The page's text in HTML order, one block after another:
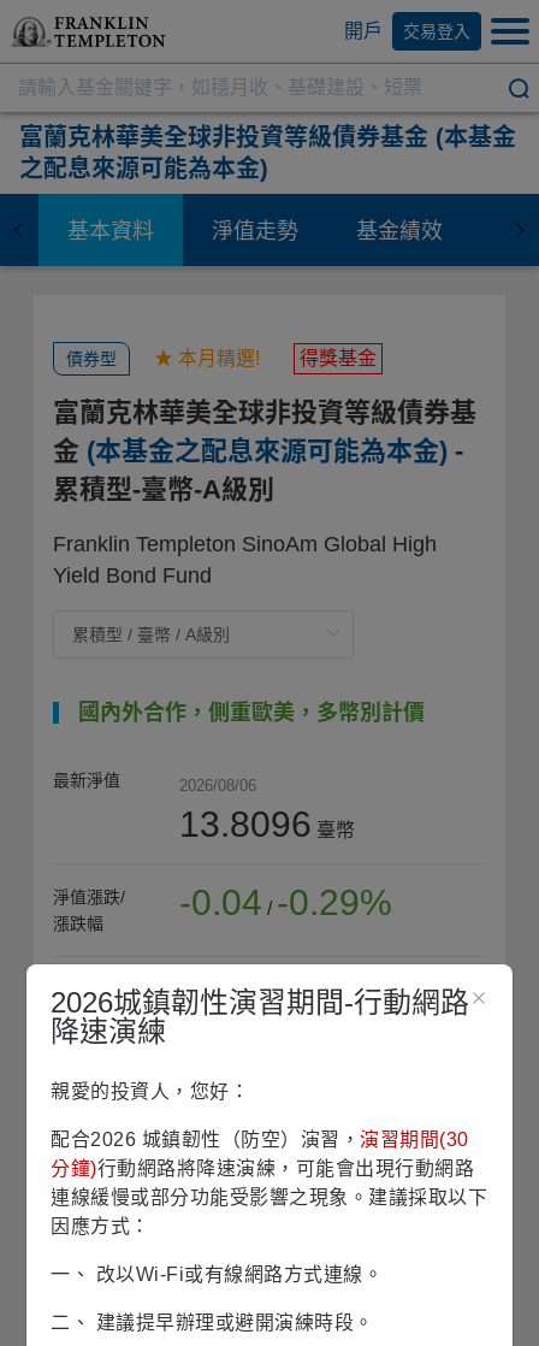
開戶 交易登入
富蘭克林華美全球非投資等級債券基金 (本基金
之配息來源可能為本金)
基本資料 淨值走勢 基金績效 資
債券型 ★ 本月精選! 得獎基金
富蘭克林華美全球非投資等級債券基
金 (本基金之配息來源可能為本金) -
累積型-臺幣-A級別
Franklin Templeton SinoAm Global High
Yield Bond Fund
國內外合作，側重歐美，多幣別計價
最新淨值 2026/08/06
13.8096 臺幣
淨值漲跌/
漲跌幅
-0.04 / -0.29%
近1年
最高淨值
13.8498
近1年
平均淨值
13.4483
收藏
單筆申購
定期定額
2026城鎮韌性演習期間-行動網路
降速演練
親愛的投資人，您好：
配合2026 城鎮韌性（防空）演習，演習期間(30
分鐘)行動網路將降速演練，可能會出現行動網路
連線緩慢或部分功能受影響之現象。建議採取以下
因應方式：
一、 改以Wi-Fi或有線網路方式連線。
二、 建議提早辦理或避開演練時段。